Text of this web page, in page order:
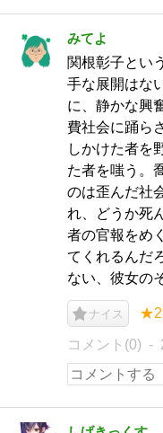
みてよ
関根彰子とい
手な展開はな
に、静かな興
費社会に踊ら
しかけた者を
た者を嗤う。
のは歪んだ社
れ、どうか死
者の官報をめ
てくれるんだ
ない、彼女の
ナイス
コメント(0)